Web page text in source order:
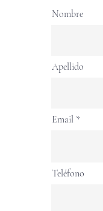
Nombre
Apellido
Email
Teléfono